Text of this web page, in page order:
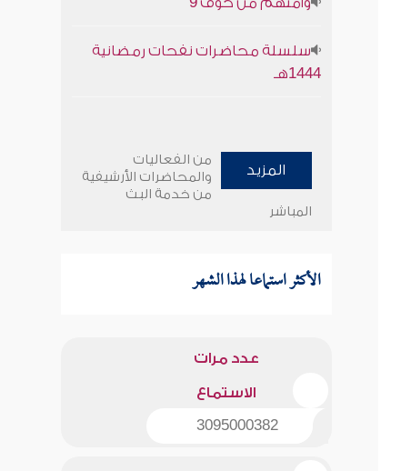
سلسلة محاضرات نفحات رمضانية
1444هـ
المزيد
من الفعاليات
والمحاضرات الأرشيفية
من خدمة البث
المباشر
الأكثر استماعا لهذا الشهر
عدد مرات
الاستماع
3095000382